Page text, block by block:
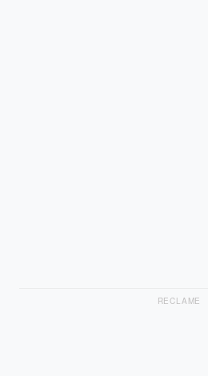
RECLAME